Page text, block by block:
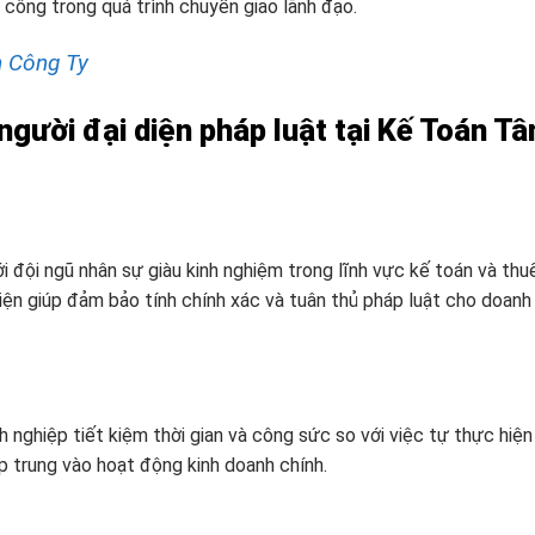
trong quá trình chuyển giao lãnh đạo.
Ty
đại diện pháp luật tại Kế Toán
đội ngũ nhân sự giàu kinh nghiệm trong lĩnh vực kế toán và
giúp đảm bảo tính chính xác và tuân thủ pháp luật cho doanh
nghiệp tiết kiệm thời gian và công sức so với việc tự thực
vào hoạt động kinh doanh chính.